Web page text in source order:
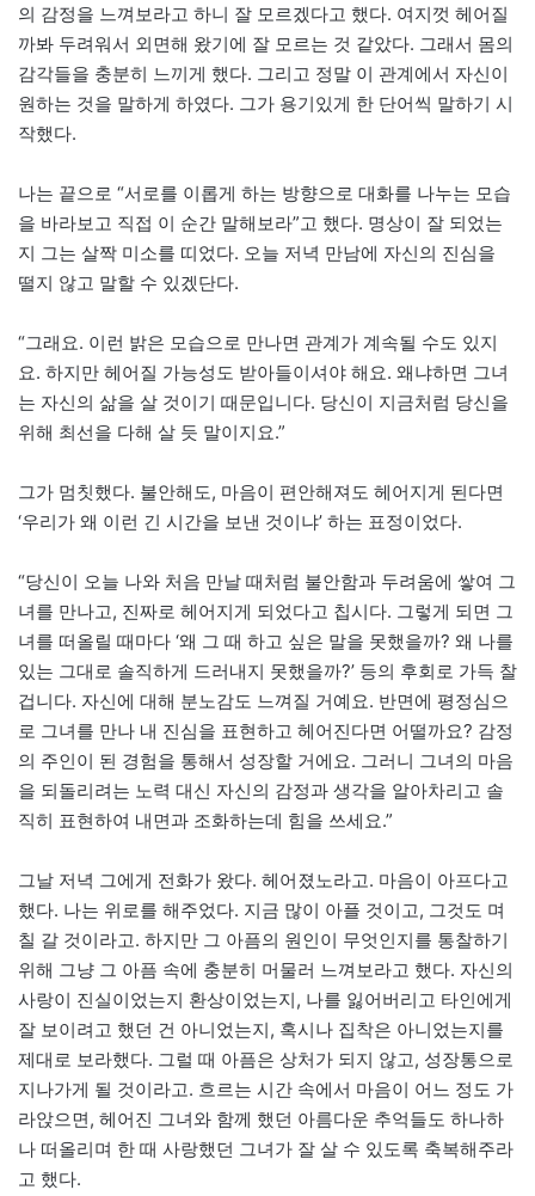
의 감정을 느껴보라고 하니 잘 모르겠다고 했다. 여지껏 헤어질
까봐 두려워서 외면해 왔기에 잘 모르는 것 같았다. 그래서 몸의
감각들을 충분히 느끼게 했다. 그리고 정말 이 관계에서 자신이
원하는 것을 말하게 하였다. 그가 용기있게 한 단어씩 말하기 시
작했다.
나는 끝으로 “서로를 이롭게 하는 방향으로 대화를 나누는 모습
을 바라보고 직접 이 순간 말해보라”고 했다. 명상이 잘 되었는
지 그는 살짝 미소를 띠었다. 오늘 저녁 만남에 자신의 진심을
떨지 않고 말할 수 있겠단다.
“그래요. 이런 밝은 모습으로 만나면 관계가 계속될 수도 있지
요. 하지만 헤어질 가능성도 받아들이셔야 해요. 왜냐하면 그녀
는 자신의 삶을 살 것이기 때문입니다. 당신이 지금처럼 당신을
위해 최선을 다해 살 듯 말이지요.”
그가 멈칫했다. 불안해도, 마음이 편안해져도 헤어지게 된다면
‘우리가 왜 이런 긴 시간을 보낸 것이냐’ 하는 표정이었다.
“당신이 오늘 나와 처음 만날 때처럼 불안함과 두려움에 쌓여 그
녀를 만나고, 진짜로 헤어지게 되었다고 칩시다. 그렇게 되면 그
녀를 떠올릴 때마다 ‘왜 그 때 하고 싶은 말을 못했을까? 왜 나를
있는 그대로 솔직하게 드러내지 못했을까?’ 등의 후회로 가득 찰
겁니다. 자신에 대해 분노감도 느껴질 거예요. 반면에 평정심으
로 그녀를 만나 내 진심을 표현하고 헤어진다면 어떨까요? 감정
의 주인이 된 경험을 통해서 성장할 거에요. 그러니 그녀의 마음
을 되돌리려는 노력 대신 자신의 감정과 생각을 알아차리고 솔
직히 표현하여 내면과 조화하는데 힘을 쓰세요.”
그날 저녁 그에게 전화가 왔다. 헤어졌노라고. 마음이 아프다고
했다. 나는 위로를 해주었다. 지금 많이 아플 것이고, 그것도 며
칠 갈 것이라고. 하지만 그 아픔의 원인이 무엇인지를 통찰하기
위해 그냥 그 아픔 속에 충분히 머물러 느껴보라고 했다. 자신의
사랑이 진실이었는지 환상이었는지, 나를 잃어버리고 타인에게
잘 보이려고 했던 건 아니었는지, 혹시나 집착은 아니었는지를
제대로 보라했다. 그럴 때 아픔은 상처가 되지 않고, 성장통으로
지나가게 될 것이라고. 흐르는 시간 속에서 마음이 어느 정도 가
라앉으면, 헤어진 그녀와 함께 했던 아름다운 추억들도 하나하
나 떠올리며 한 때 사랑했던 그녀가 잘 살 수 있도록 축복해주라
고 했다.